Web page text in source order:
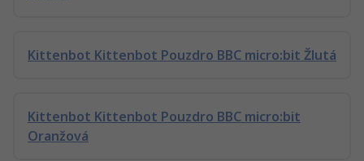
Kittenbot Kittenbot Pouzdro BBC micro:bit Žlutá
Kittenbot Kittenbot Pouzdro BBC micro:bit
Oranžová